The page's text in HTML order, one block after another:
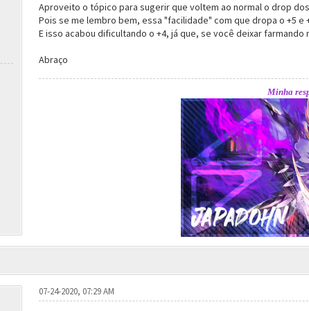
Aproveito o tópico para sugerir que voltem ao normal o drop
Pois se me lembro bem, essa "facilidade" com que dropa o +5
E isso acabou dificultando o +4, já que, se você deixar
Abraço
Minha
07-24-2020, 07:29 AM